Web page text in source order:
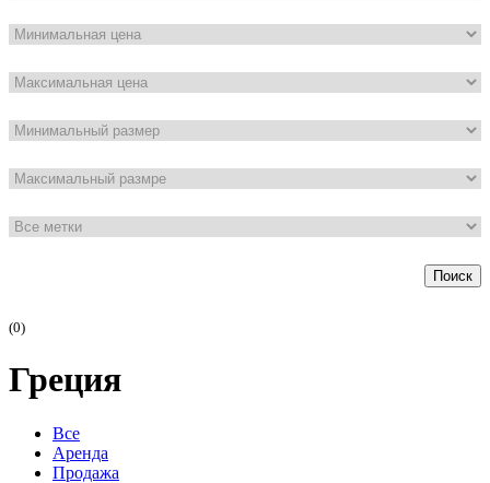
Поиск
(0)
Греция
Все
Аренда
Продажа